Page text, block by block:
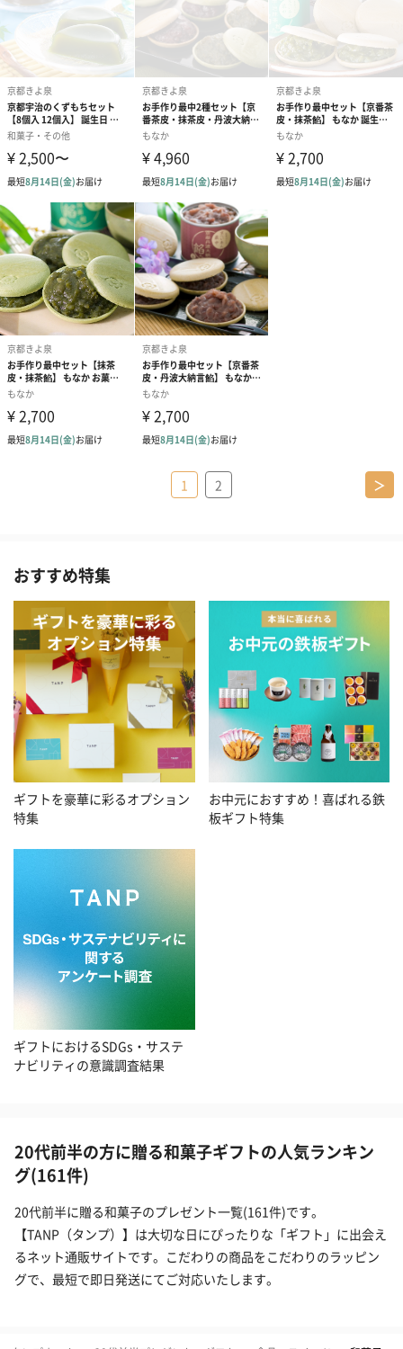
1 2 ＞
おすすめ特集
ギフトを豪華に彩るオプション
特集
お中元におすすめ！喜ばれる鉄
板ギフト特集
ギフトにおけるSDGs・サステ
ナビリティの意識調査結果
20代前半の方に贈る和菓子ギフトの人気ランキン
グ(161件)
20代前半に贈る和菓子のプレゼント一覧(161件)です。
【TANP（タンプ）】は大切な日にぴったりな「ギフト」に出会え
るネット通販サイトです。こだわりの商品をこだわりのラッピン
グで、最短で即日発送にてご対応いたします。